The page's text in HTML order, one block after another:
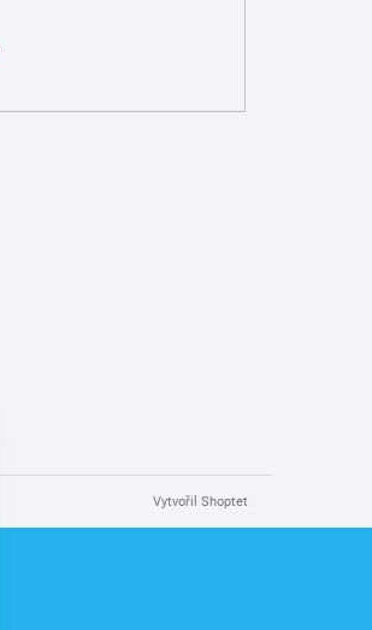
Vytvořil Shoptet